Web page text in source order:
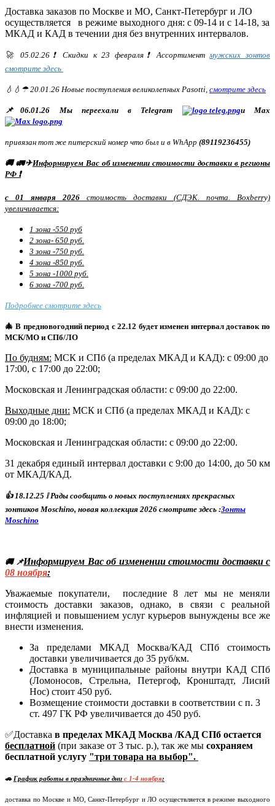
Доставка заказов по Москве и МО, Санкт-Петербург и ЛО
осуществляется в режиме выходного дня: с 09-14 и с 14-18, за
МКАД и КАД в течении дня без внутренних интервалов.
🚀 05.02.26❗ Скидки к 23 февраля❗ Ассортимент мужских зонтов
смотрите здесь
💧💧☂ 20.01.26 Новые поступления великолепных Pasotti, смотрите здесь
📌06.01.26 Мы переехали в Telegram и Max
привязан тот же питерский номер что был и в WhApp (89119236455)
🚚 🚛✈Информируем Вас об изменении стоимости доставки в регионы
РФ ❗
с 01 января 2026 стоимость доставки (СДЭК. почта. Boxberry)
увеличивается:
1 зона -550 руб
2 зона- 650 руб.
3 зона -750 руб.
4 зона -850 руб.
5 зона -1000 руб.
6 зона -700 руб.
Подробнее смотрите здесь
🎄 В предновогодний период с 22.12 будет изменен интервал доставок по
МСК/МО и СПб/ЛО
По будням: МСК и СПб (а пределах МКАД и КАД): с 09:00 до
17:00, с 17:00 до 22:00;
Московская и Ленинградская области: с 09:00 до 22:00.
Выходные дни: МСК и СПб (а пределах МКАД и КАД): с
09:00 до 18:00;
Московская и Ленинградская области: с 09:00 до 22:00.
31 декабря единый интервал доставки с 9:00 до 14:00, до 50 км
от МКАД/КАД.
👍18.12.25 ❕ Рады сообщить о новых поступлениях прекрасных
зонтиков Moschino, новая коллекция 2026 смотрите здесь :Зонты
Moschino
🚚 📌Информируем Вас об изменении стоимости доставки с
08 ноября:
Уважаемые покупатели, последние 8 лет мы не меняли
стоимость доставки заказов, однако, в связи с реальной
инфляцией и повышением услуг курьеров вынуждены все же
внести изменения.
За пределами МКАД Москва/КАД СПб стоимость
доставки увеличивается до 35 руб/км.
Доставка в муниципальные районы внутри КАД СПб
(Ломоносов, Стрельна, Петергоф, Кронштадт, Лисий
Нос) стоит 450 руб.
Возмещение стоимости доставки в соответствии с п. 3
ст. 497 ГК РФ увеличивается до 450 руб.
✅Доставка в пределах МКАД Москва /КАД СПб остается
бесплатной (при заказе от 3 тыс. р.), так же мы сохраняем
бесплатной услугу "три товара на выбор".
🚗 График работы в праздничные дни c 1-4 ноября:
доставка по Москве и МО, Санкт-Петербург и ЛО осуществляется в режиме выходного